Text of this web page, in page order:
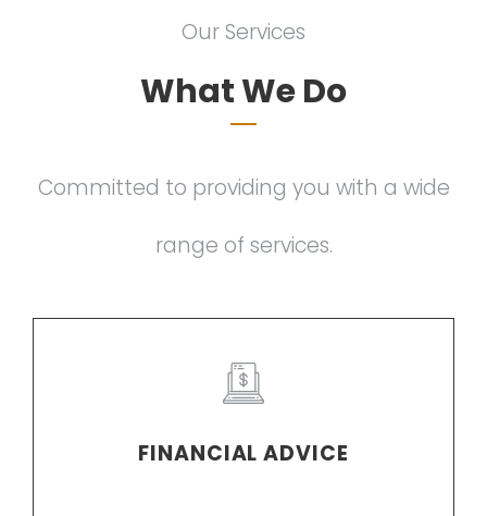
Our Services
What We Do
Committed to providing you with a wide
range of services.
FINANCIAL ADVICE